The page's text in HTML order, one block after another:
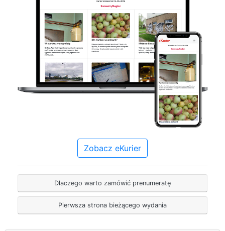
Zobacz eKurier
Dlaczego warto zamówić prenumeratę
Pierwsza strona bieżącego wydania